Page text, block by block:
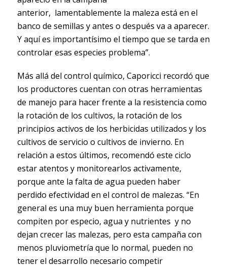
anterior, lamentablemente la maleza está en el
banco de semillas y antes o después va a aparecer.
Y aquí es importantísimo el tiempo que se tarda en
controlar esas especies problema”.
Más allá del control químico, Caporicci recordó que
los productores cuentan con otras herramientas
de manejo para hacer frente a la resistencia como
la rotación de los cultivos, la rotación de los
principios activos de los herbicidas utilizados y los
cultivos de servicio o cultivos de invierno. En
relación a estos últimos, recomendó este ciclo
estar atentos y monitorearlos activamente,
porque ante la falta de agua pueden haber
perdido efectividad en el control de malezas. “En
general es una muy buen herramienta porque
compiten por especio, agua y nutrientes y no
dejan crecer las malezas, pero esta campaña con
menos pluviometría que lo normal, pueden no
tener el desarrollo necesario competir